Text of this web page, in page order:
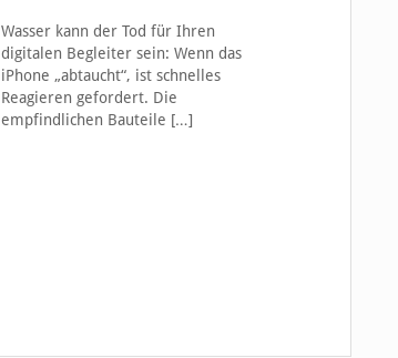
Wasser kann der Tod für Ihren
digitalen Begleiter sein: Wenn das
iPhone „abtaucht“, ist schnelles
Reagieren gefordert. Die
empfindlichen Bauteile […]